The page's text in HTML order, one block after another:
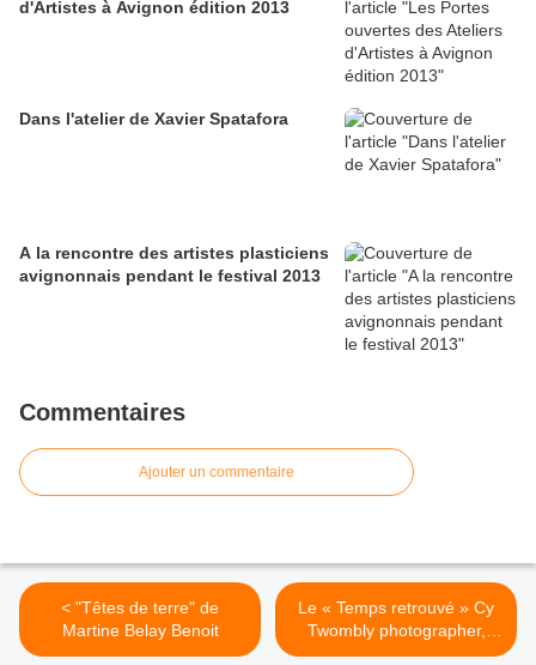
d'Artistes à Avignon édition 2013
Dans l'atelier de Xavier Spatafora
A la rencontre des artistes plasticiens
avignonnais pendant le festival 2013
Commentaires
Ajouter un commentaire
< "Têtes de terre" de
Martine Belay Benoit
Le « Temps retrouvé » Cy
Twombly photographer,
friends and others >